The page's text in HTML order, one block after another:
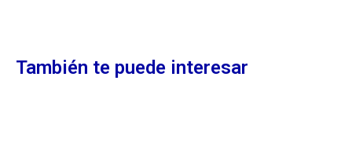
También te puede interesar